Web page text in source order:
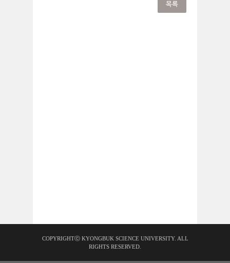
목록
COPYRIGHTⓒ KYONGBUK SCIENCE UNIVERSITY. ALL
RIGHTS RESERVED.